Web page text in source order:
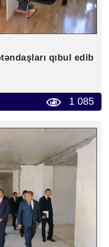
qıbul edib
1 085